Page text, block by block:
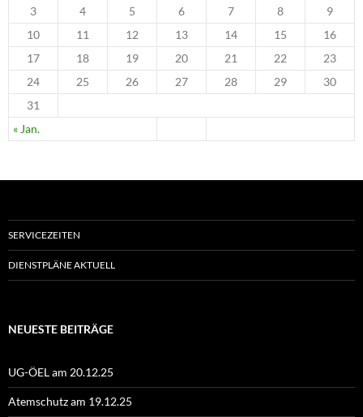
« Jan.
3
4 5 6 7 8
9
10
11 12 13 14 15
16
17
18 19 20 21 22
23
24
25 26 27 28 29
30
31
SERVICEZEITEN
DIENSTPLÄNE AKTUELL
NEUESTE BEITRÄGE
UG-ÖEL am 20.12.25
Atemschutz am 19.12.25